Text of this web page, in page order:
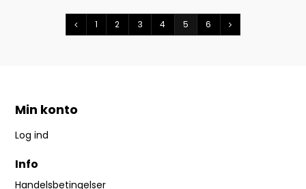
1 2 3 4 5 6
Min konto
Log ind
Info
Handelsbetingelser